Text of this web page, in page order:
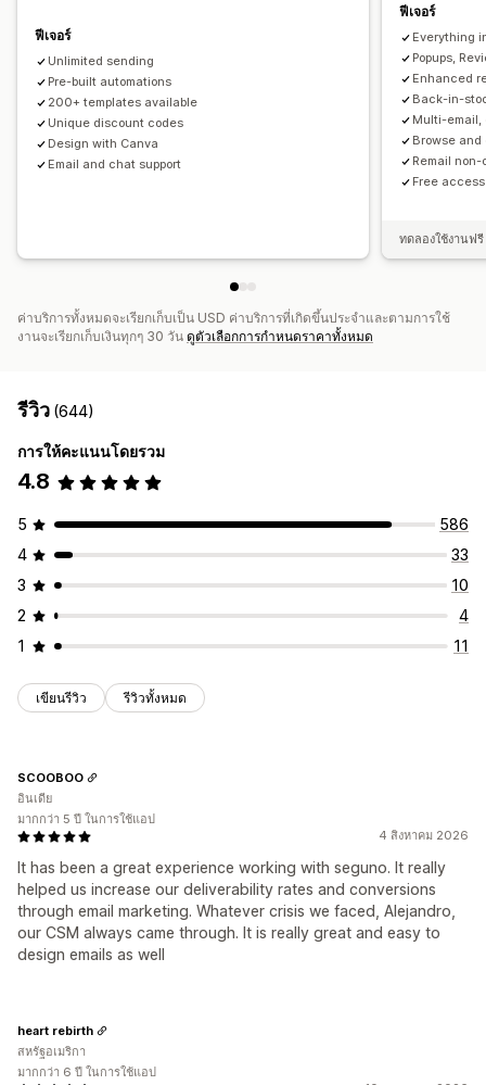
การปรับให้เข้ากับท้องถิ่น
การปรับให้เข้ากับท้องถิ่น
รายชื่อการจัดเก็บสำหรับ SMS
การทำงานอัตโนมัติ
การกำหนดเป้าหมาย
ตำแหน่งทางภูมิศาสตร์
การแบ่งกลุ่ม
การติดแท็ก
การกำหนดเป้าหมาย
การติดแท็ก การรายงาน
ฟีเจอร์
Unlimited sending
Pre-built automations
200+ templates available
Unique discount codes
Design with Canva
Email and chat support
ฟีเจอร์
Everything
Popups,
Enhanced
Back-in-
Multi-email,
Browse
Remail non-
Free
ทดลองใช้งานฟ
ค่าบริการทั้งหมดจะเรียกเก็บเป็น USD ค่าบริการที่เกิดขึ้นประจำและตามการใช้
งานจะเรียกเก็บเงินทุกๆ 30 วัน ดูตัวเลือกการกำหนดราคาทั้งหมด
รีวิว (644)
การให้คะแนนโดยรวม
4.8
5
586
4
33
3
10
2
4
1
11
เขียนรีวิว รีวิวทั้งหมด
4 สิงหาคม 2026
It has been a great experience working with seguno. It really
helped us increase our deliverability rates and conversions
through email marketing. Whatever crisis we faced, Alejandro,
our CSM always came through. It is really great and easy to
design emails as well
SCOOBOO
อินเดีย
มากกว่า 5 ปี ในการใช้แอป
heart rebirth
สหรัฐอเมริกา
มากกว่า 6 ปี ในการใช้แอป